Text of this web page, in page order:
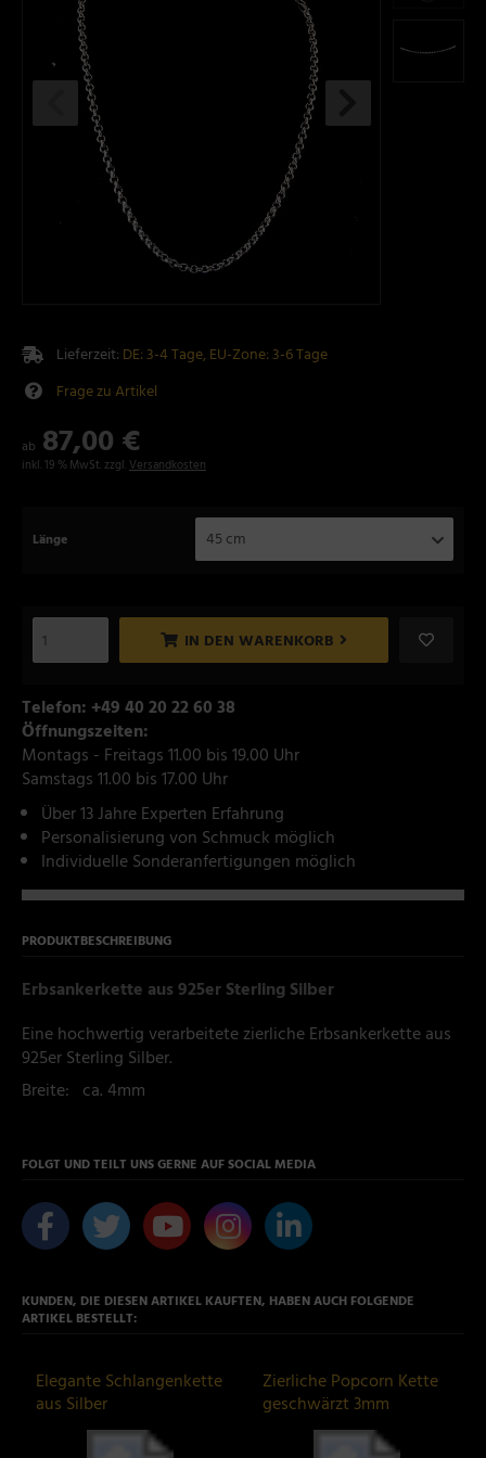
Lieferzeit: DE: 3-4 Tage, EU-Zone: 3-6 Tage
Frage zu Artikel
ab 87,00 €
inkl. 19 % MwSt. zzgl. Versandkosten
Länge 45 cm
IN DEN WARENKORB
Telefon: +49 40 20 22 60 38
Öffnungszeiten:
Montags - Freitags 11.00 bis 19.00 Uhr
Samstags 11.00 bis 17.00 Uhr
Über 13 Jahre Experten Erfahrung
Personalisierung von Schmuck möglich
Individuelle Sonderanfertigungen möglich
PRODUKTBESCHREIBUNG
Erbsankerkette aus 925er Sterling Silber
Eine hochwertig verarbeitete zierliche Erbsankerkette aus
925er Sterling Silber.
Breite: ca. 4mm
FOLGT UND TEILT UNS GERNE AUF SOCIAL MEDIA
KUNDEN, DIE DIESEN ARTIKEL KAUFTEN, HABEN AUCH FOLGENDE
ARTIKEL BESTELLT:
Elegante Schlangenkette
aus Silber
Zierliche Popcorn Kette
geschwärzt 3mm
Sterling Silber 925er